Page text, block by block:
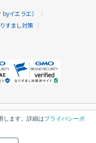
します。詳細はプライバシーポ
イエラエ）
すまし対策